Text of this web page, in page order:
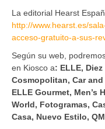
La editorial Hearst
http://www.hearst.es/
acceso-gratuito-a-sus-
Según su web,
en Kiosco a: ELLE,
Cosmopolitan, Car
ELLE Gourmet, Men’s
World, Fotogramas,
Casa, Nuevo Estilo,